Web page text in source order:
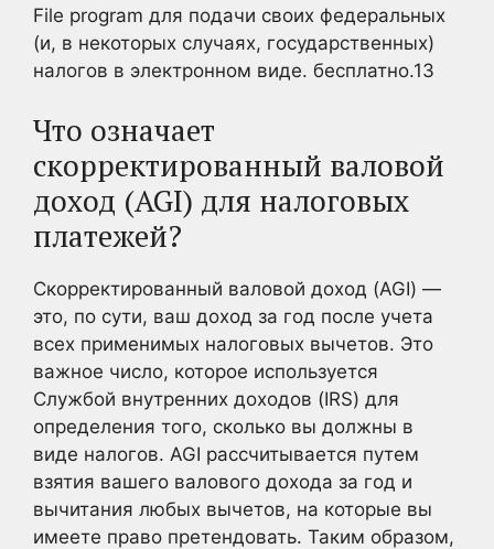
File program для подачи своих федеральных
(и, в некоторых случаях, государственных)
налогов в электронном виде. бесплатно.13
Что означает
скорректированный валовой
доход (AGI) для налоговых
платежей?
Скорректированный валовой доход (AGI) —
это, по сути, ваш доход за год после учета
всех применимых налоговых вычетов. Это
важное число, которое используется
Службой внутренних доходов (IRS) для
определения того, сколько вы должны в
виде налогов. AGI рассчитывается путем
взятия вашего валового дохода за год и
вычитания любых вычетов, на которые вы
имеете право претендовать. Таким образом,